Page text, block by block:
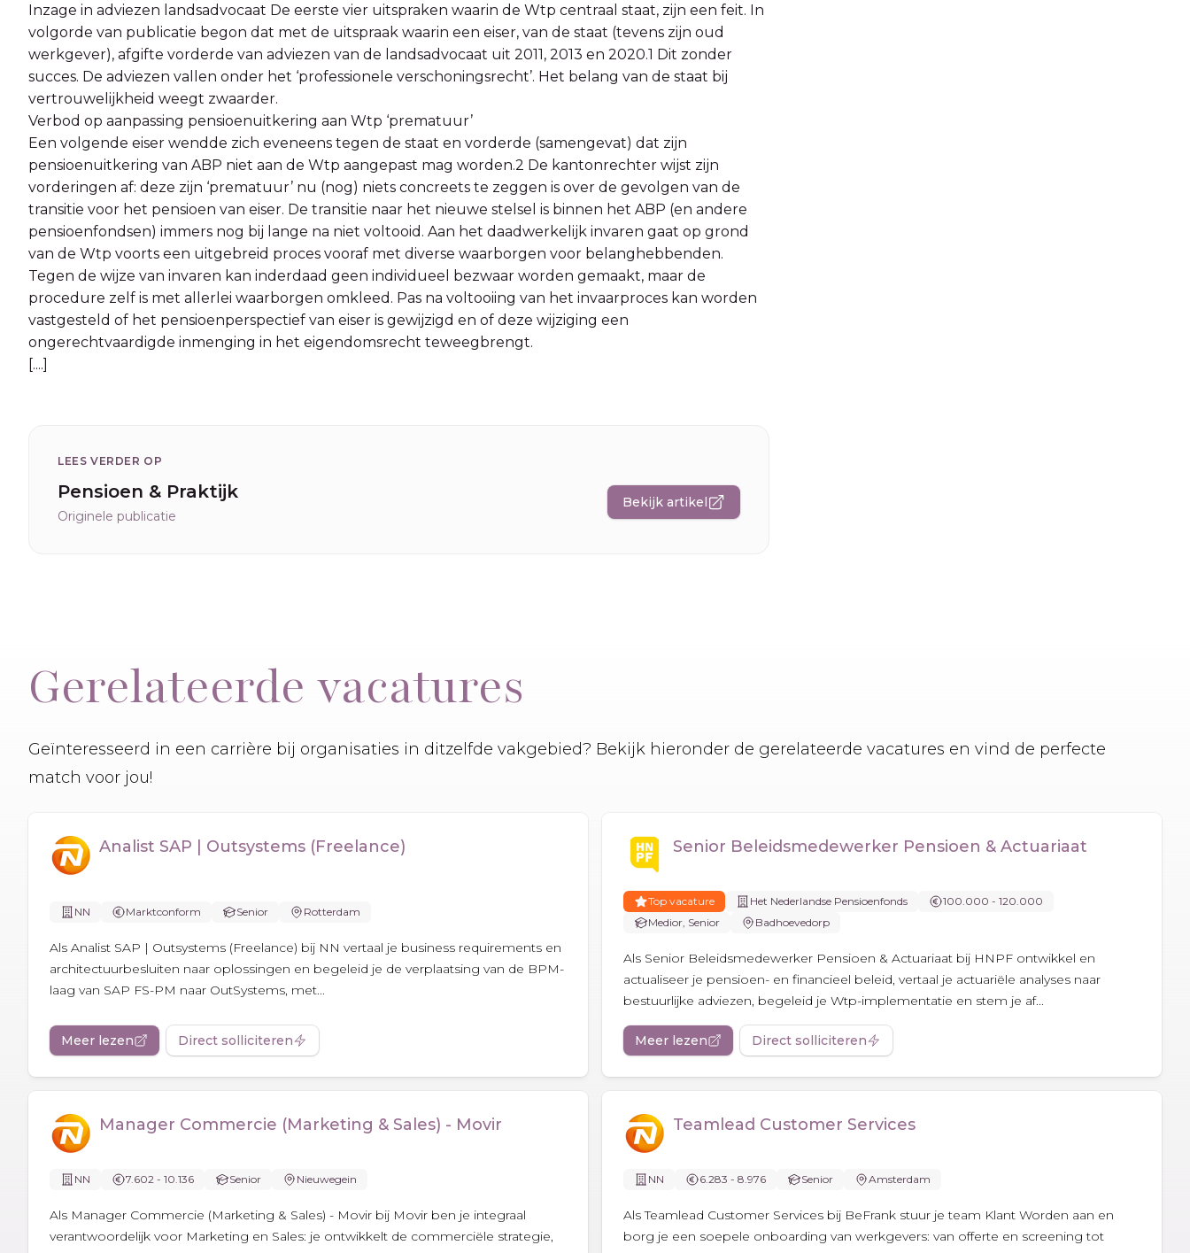
Inzage in adviezen landsadvocaat De eerste vier uitspraken waarin de Wtp centraal staat, zijn een feit. In
volgorde van publicatie begon dat met de uitspraak waarin een eiser, van de staat (tevens zijn oud
werkgever), afgifte vorderde van adviezen van de landsadvocaat uit 2011, 2013 en 2020.1 Dit zonder
succes. De adviezen vallen onder het ‘professionele verschoningsrecht’. Het belang van de staat bij
vertrouwelijkheid weegt zwaarder.
Verbod op aanpassing pensioenuitkering aan Wtp ‘prematuur’
Een volgende eiser wendde zich eveneens tegen de staat en vorderde (samengevat) dat zijn
pensioenuitkering van ABP niet aan de Wtp aangepast mag worden.2 De kantonrechter wijst zijn
vorderingen af: deze zijn ‘prematuur’ nu (nog) niets concreets te zeggen is over de gevolgen van de
transitie voor het pensioen van eiser. De transitie naar het nieuwe stelsel is binnen het ABP (en andere
pensioenfondsen) immers nog bij lange na niet voltooid. Aan het daadwerkelijk invaren gaat op grond
van de Wtp voorts een uitgebreid proces vooraf met diverse waarborgen voor belanghebbenden.
Tegen de wijze van invaren kan inderdaad geen individueel bezwaar worden gemaakt, maar de
procedure zelf is met allerlei waarborgen omkleed. Pas na voltooiing van het invaarproces kan worden
vastgesteld of het pensioenperspectief van eiser is gewijzigd en of deze wijziging een
ongerechtvaardigde inmenging in het eigendomsrecht teweegbrengt.
[....]
LEES VERDER OP
Pensioen & Praktijk
Originele publicatie
Bekijk artikel
Gerelateerde vacatures
Geïnteresseerd in een carrière bij organisaties in ditzelfde vakgebied? Bekijk hieronder de gerelateerde vacatures en vind de perfecte
match voor jou!
Analist SAP | Outsystems (Freelance)
NN Marktconform Senior Rotterdam
Als Analist SAP | Outsystems (Freelance) bij NN vertaal je business requirements en
architectuurbesluiten naar oplossingen en begeleid je de verplaatsing van de BPM-
laag van SAP FS-PM naar OutSystems, met...
Meer lezen Direct solliciteren
Senior Beleidsmedewerker Pensioen & Actuariaat
Top vacature Het Nederlandse Pensioenfonds
100.000 - 120.000
Medior, Senior
Badhoevedorp
Als Senior Beleidsmedewerker Pensioen & Actuariaat bij HNPF ontwikkel en
actualiseer je pensioen- en financieel beleid, vertaal je actuariële analyses naar
bestuurlijke adviezen, begeleid je Wtp-implementatie en stem je af...
Meer lezen Direct solliciteren
Manager Commercie (Marketing & Sales) - Movir
NN 7.602 - 10.136 Senior Nieuwegein
Als Manager Commercie (Marketing & Sales) - Movir bij Movir ben je integraal
verantwoordelijk voor Marketing en Sales: je ontwikkelt de commerciële strategie,
Teamlead Customer Services
NN 6.283 - 8.976 Senior Amsterdam
Als Teamlead Customer Services bij BeFrank stuur je team Klant Worden aan en
borg je een soepele onboarding van werkgevers: van offerte en screening tot